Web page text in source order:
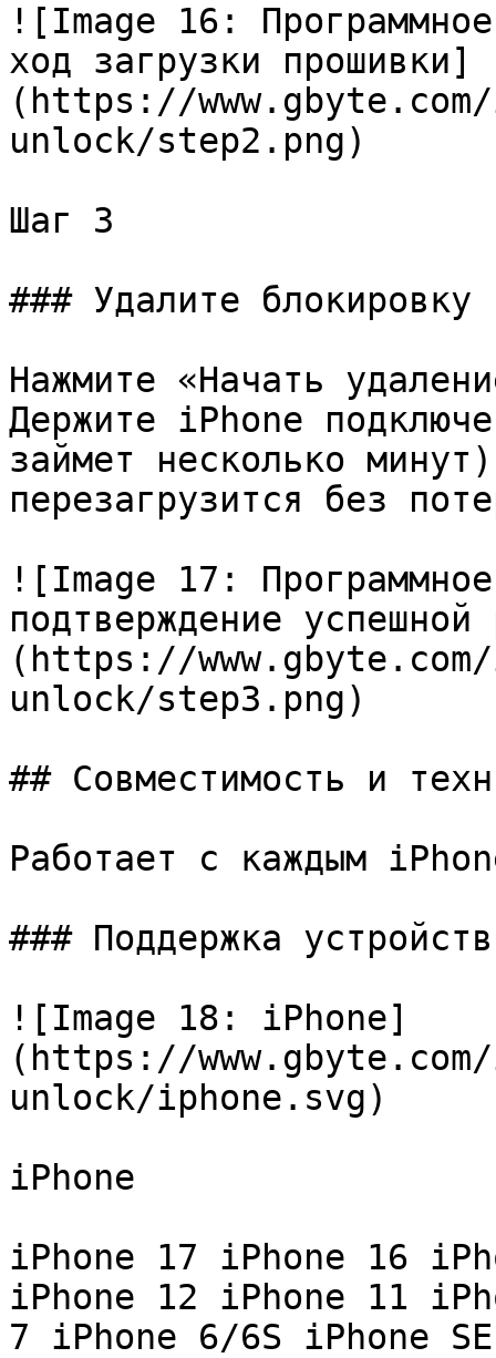
![Image 16:
ход загрузки прошивки]
(https://
unlock/step2.png)
Шаг 3
### Удалите
Нажмите «Начать
Держите iPhone
займет несколько
перезагрузится без
![Image 17:
подтверждение
(https://
unlock/step3.png)
## Совместимость и
Работает с каждым
### Поддержка устройств
![Image 18: iPhone]
(https://
unlock/iphone.svg)
iPhone
iPhone 17 iPhone 16
iPhone 12 iPhone 11
7 iPhone 6/6S iPhone SE